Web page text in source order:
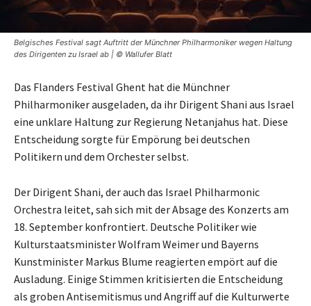
Belgisches Festival sagt Auftritt der Münchner Philharmoniker wegen Haltung
des Dirigenten zu Israel ab | © Wallufer Blatt
Das Flanders Festival Ghent hat die Münchner
Philharmoniker ausgeladen, da ihr Dirigent Shani aus Israel
eine unklare Haltung zur Regierung Netanjahus hat. Diese
Entscheidung sorgte für Empörung bei deutschen
Politikern und dem Orchester selbst.
Der Dirigent Shani, der auch das Israel Philharmonic
Orchestra leitet, sah sich mit der Absage des Konzerts am
18. September konfrontiert. Deutsche Politiker wie
Kulturstaatsminister Wolfram Weimer und Bayerns
Kunstminister Markus Blume reagierten empört auf die
Ausladung. Einige Stimmen kritisierten die Entscheidung
als groben Antisemitismus und Angriff auf die Kulturwerte